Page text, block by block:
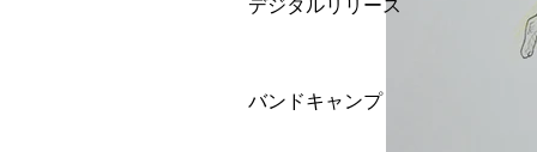
デジタルリリース
バンドキャンプ